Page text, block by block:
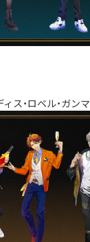
ス・ロベル・ガンマ